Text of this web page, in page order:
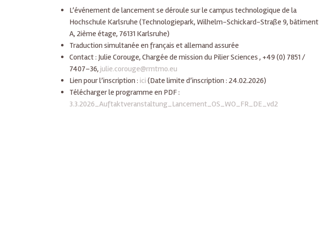
L’événement de lancement se déroule sur le campus technologique de la
Hochschule Karlsruhe (Technologiepark, Wilhelm-Schickard-Straße 9, bâtiment
A, 2ième étage, 76131 Karlsruhe)
Traduction simultanée en français et allemand assurée
Contact : Julie Corouge, Chargée de mission du Pilier Sciences , +49 (0) 7851 /
7407–36, julie.corouge@rmtmo.eu
Lien pour l’inscription : ici (Date limite d’inscription : 24.02.2026)
Télécharger le programme en PDF :
3.3.2026_Auftaktveranstaltung_Lancement_OS_WO_FR_DE_vd2